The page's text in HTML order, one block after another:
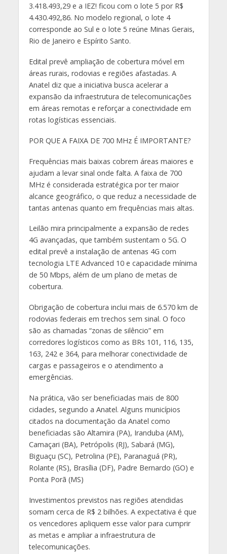
3.418.493,29 e a IEZ! ficou com o lote 5 por R$
4.430.492,86. No modelo regional, o lote 4
corresponde ao Sul e o lote 5 reúne Minas Gerais,
Rio de Janeiro e Espírito Santo.
Edital prevê ampliação de cobertura móvel em
áreas rurais, rodovias e regiões afastadas. A
Anatel diz que a iniciativa busca acelerar a
expansão da infraestrutura de telecomunicações
em áreas remotas e reforçar a conectividade em
rotas logísticas essenciais.
POR QUE A FAIXA DE 700 MHz É IMPORTANTE?
Frequências mais baixas cobrem áreas maiores e
ajudam a levar sinal onde falta. A faixa de 700
MHz é considerada estratégica por ter maior
alcance geográfico, o que reduz a necessidade de
tantas antenas quanto em frequências mais altas.
Leilão mira principalmente a expansão de redes
4G avançadas, que também sustentam o 5G. O
edital prevê a instalação de antenas 4G com
tecnologia LTE Advanced 10 e capacidade mínima
de 50 Mbps, além de um plano de metas de
cobertura.
Obrigação de cobertura inclui mais de 6.570 km de
rodovias federais em trechos sem sinal. O foco
são as chamadas “zonas de silêncio” em
corredores logísticos como as BRs 101, 116, 135,
163, 242 e 364, para melhorar conectividade de
cargas e passageiros e o atendimento a
emergências.
Na prática, vão ser beneficiadas mais de 800
cidades, segundo a Anatel. Alguns municípios
citados na documentação da Anatel como
beneficiadas são Altamira (PA), Iranduba (AM),
Camaçari (BA), Petrópolis (RJ), Sabará (MG),
Biguaçu (SC), Petrolina (PE), Paranaguá (PR),
Rolante (RS), Brasília (DF), Padre Bernardo (GO) e
Ponta Porã (MS)
Investimentos previstos nas regiões atendidas
somam cerca de R$ 2 bilhões. A expectativa é que
os vencedores apliquem esse valor para cumprir
as metas e ampliar a infraestrutura de
telecomunicações.